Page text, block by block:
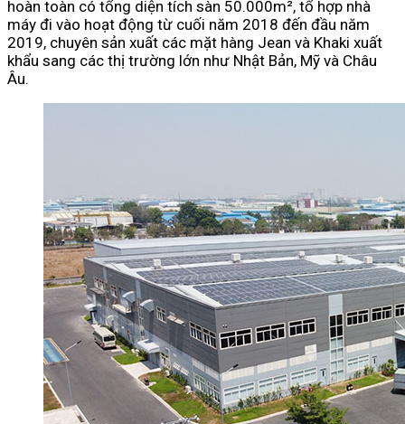
hoàn toàn có tổng diện tích sàn 50.000m², tổ hợp nhà
máy đi vào hoạt động từ cuối năm 2018 đến đầu năm
2019, chuyên sản xuất các mặt hàng Jean và Khaki xuất
khẩu sang các thị trường lớn như Nhật Bản, Mỹ và Châu
Âu.